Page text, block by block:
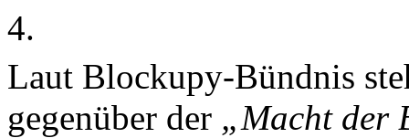
4.
Laut Blockupy-Bündnis
gegenüber der „Macht der